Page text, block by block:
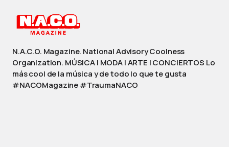
N.A.C.O. Magazine. National Advisory Coolness
Organization. MÚSICA | MODA | ARTE | CONCIERTOS Lo
más cool de la música y de todo lo que te gusta
#NACOMagazine #TraumaNACO